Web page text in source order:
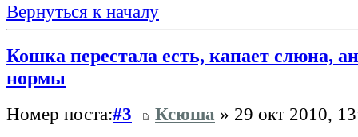
Вернуться к началу
Кошка перестала есть, капает слюна,
нормы
Номер поста:#3 Ксюша » 29 окт 2010,